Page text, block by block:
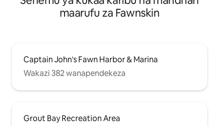
maarufu za Fawnskin
Captain John's Fawn Harbor & Marina
Wakazi 382 wanapendekeza
Grout Bay Recreation Area